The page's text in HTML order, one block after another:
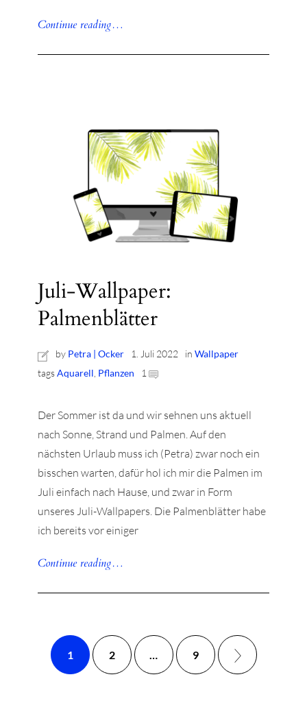
Continue reading…
Juli-Wallpaper:
Palmenblätter
by Petra | Ocker 1. Juli 2022 in Wallpaper
tagsAquarell Pflanzen 1
Der Sommer ist da und wir sehnen uns aktuell
nach Sonne, Strand und Palmen. Auf den
nächsten Urlaub muss ich (Petra) zwar noch ein
bisschen warten, dafür hol ich mir die Palmen im
Juli einfach nach Hause, und zwar in Form
unseres Juli-Wallpapers. Die Palmenblätter habe
ich bereits vor einiger
Continue reading…
1 2 … 9